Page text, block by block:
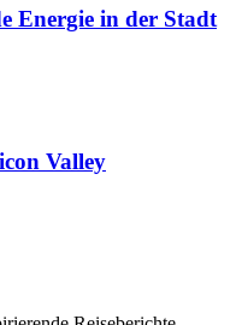
Energie in der Stadt
Valley